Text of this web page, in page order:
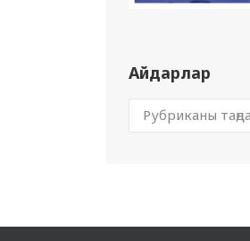
Айдарлар